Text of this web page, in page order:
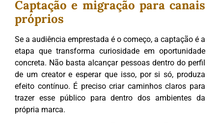
Captação e migração para canais
próprios
Se a audiência emprestada é o começo, a captação é a
etapa que transforma curiosidade em oportunidade
concreta. Não basta alcançar pessoas dentro do perfil
de um creator e esperar que isso, por si só, produza
efeito contínuo. É preciso criar caminhos claros para
trazer esse público para dentro dos ambientes da
própria marca.